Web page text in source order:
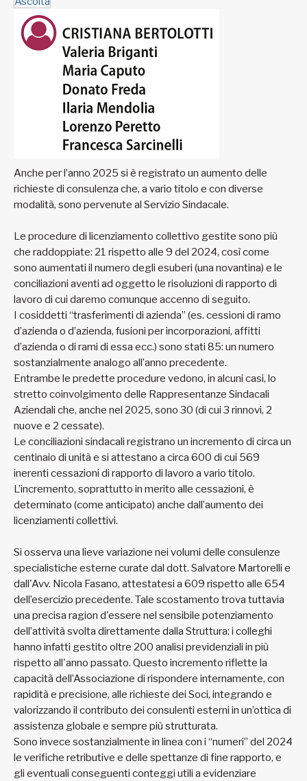
Anche per l’anno 2025 si è registrato un aumento delle
richieste di consulenza che, a vario titolo e con diverse
modalità, sono pervenute al Servizio Sindacale.
Le procedure di licenziamento collettivo gestite sono più
che raddoppiate: 21 rispetto alle 9 del 2024, così come
sono aumentati il numero degli esuberi (una novantina) e le
conciliazioni aventi ad oggetto le risoluzioni di rapporto di
lavoro di cui daremo comunque accenno di seguito.
I cosiddetti “trasferimenti di azienda” (es. cessioni di ramo
d’azienda o d’azienda, fusioni per incorporazioni, affitti
d’azienda o di rami di essa ecc.) sono stati 85: un numero
sostanzialmente analogo all’anno precedente.
Entrambe le predette procedure vedono, in alcuni casi, lo
stretto coinvolgimento delle Rappresentanze Sindacali
Aziendali che, anche nel 2025, sono 30 (di cui 3 rinnovi, 2
nuove e 2 cessate).
Le conciliazioni sindacali registrano un incremento di circa un
centinaio di unità e si attestano a circa 600 di cui 569
inerenti cessazioni di rapporto di lavoro a vario titolo.
L’incremento, soprattutto in merito alle cessazioni, è
determinato (come anticipato) anche dall’aumento dei
licenziamenti collettivi.
Si osserva una lieve variazione nei volumi delle consulenze
specialistiche esterne curate dal dott. Salvatore Martorelli e
dall'Avv. Nicola Fasano, attestatesi a 609 rispetto alle 654
dell’esercizio precedente. Tale scostamento trova tuttavia
una precisa ragion d'essere nel sensibile potenziamento
dell’attività svolta direttamente dalla Struttura: i colleghi
hanno infatti gestito oltre 200 analisi previdenziali in più
rispetto all'anno passato. Questo incremento riflette la
capacità dell’Associazione di rispondere internamente, con
rapidità e precisione, alle richieste dei Soci, integrando e
valorizzando il contributo dei consulenti esterni in un’ottica di
assistenza globale e sempre più strutturata.
Sono invece sostanzialmente in linea con i “numeri” del 2024
le verifiche retributive e delle spettanze di fine rapporto, e
gli eventuali conseguenti conteggi utili a evidenziare